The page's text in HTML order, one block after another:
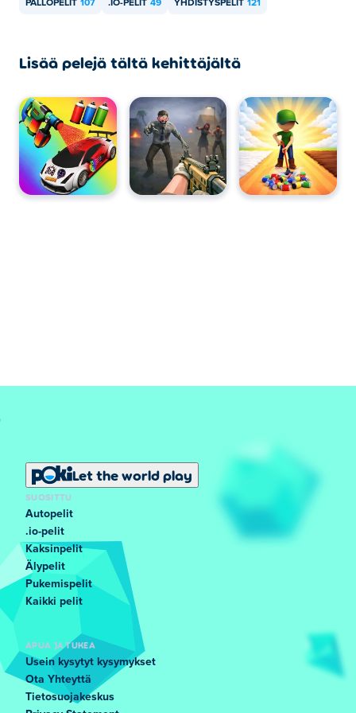
PALLOPELIT 107 .IO-PELIT 49 YHDISTYSPELIT 121
Lisää pelejä tältä kehittäjältä
Let the world play
SUOSITTU
Autopelit
.io-pelit
Kaksinpelit
Älypelit
Pukemispelit
Kaikki pelit
APUA JA TUKEA
Usein kysytyt kysymykset
Ota Yhteyttä
Tietosuojakeskus